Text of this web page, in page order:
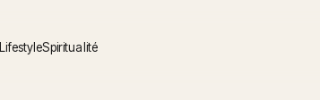
LifestyleSpiritualité